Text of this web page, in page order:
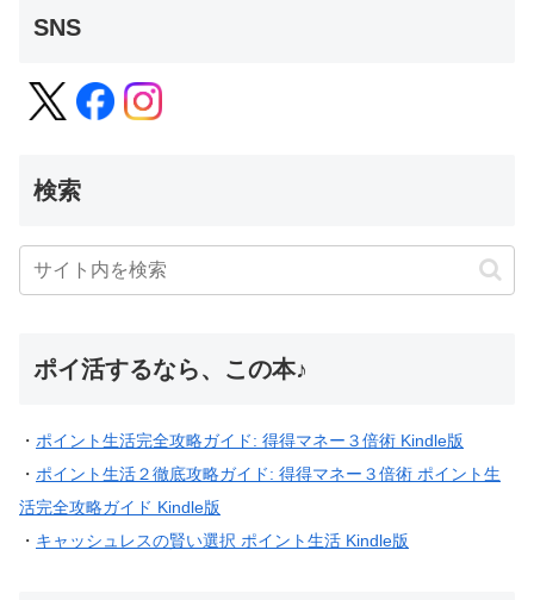
SNS
検索
ポイ活するなら、この本♪
・ ポイント生活完全攻略ガイド: 得得マネー３倍術 Kindle版
・ ポイント生活２徹底攻略ガイド: 得得マネー３倍術 ポイント生
活完全攻略ガイド Kindle版
・ キャッシュレスの賢い選択 ポイント生活 Kindle版